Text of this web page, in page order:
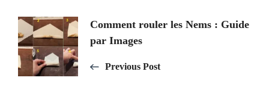
Post
Navigation
Comment rouler les Nems : Guide
par Images
Previous Post